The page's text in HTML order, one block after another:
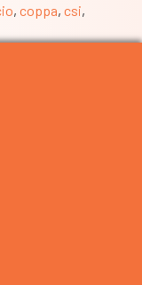
, coppa, csi,